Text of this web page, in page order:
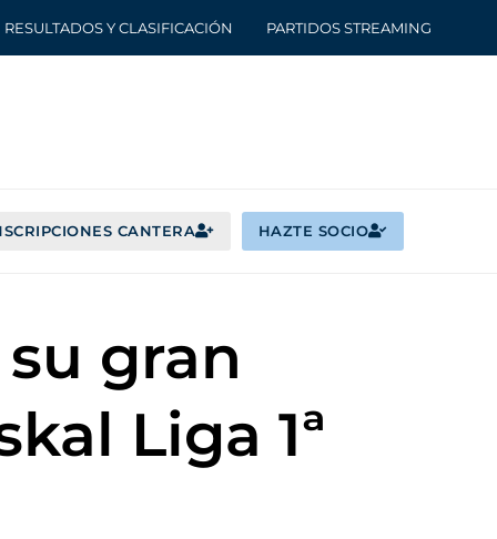
RESULTADOS Y CLASIFICACIÓN PARTIDOS STREAMING
CANTERA HAZTE SOCIO
gran
Liga 1ª